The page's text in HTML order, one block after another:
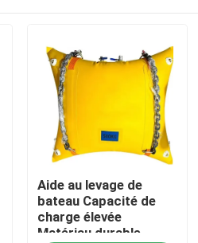
Aide au levage de
bateau Capacité de
charge élevée
Matériau durable